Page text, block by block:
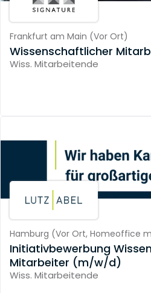
Frankfurt am Main (Vor Ort)
Wissenschaftlicher
Wiss. Mitarbeitende
Hamburg (Vor Ort, Homeoffice
Initiativbewerbung
Mitarbeiter (m/w/d)
Wiss. Mitarbeitende